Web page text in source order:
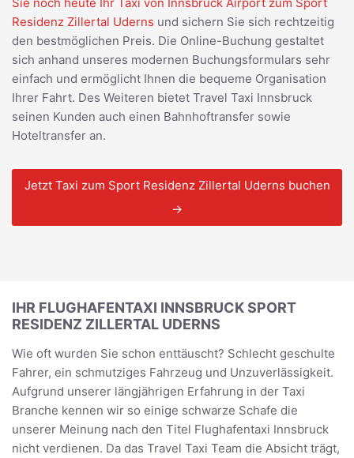
Residenz Zillertal Uderns und sichern Sie sich rechtzeitig
den bestmöglichen Preis. Die Online-Buchung gestaltet
sich anhand unseres modernen Buchungsformulars sehr
einfach und ermöglicht Ihnen die bequeme Organisation
Ihrer Fahrt. Des Weiteren bietet Travel Taxi Innsbruck
seinen Kunden auch einen Bahnhoftransfer sowie
Hoteltransfer an.
Jetzt Taxi zum Sport Residenz Zillertal Uderns buchen
→
IHR FLUGHAFENTAXI INNSBRUCK SPORT
RESIDENZ ZILLERTAL UDERNS
Wie oft wurden Sie schon enttäuscht? Schlecht geschulte
Fahrer, ein schmutziges Fahrzeug und Unzuverlässigkeit.
Aufgrund unserer längjährigen Erfahrung in der Taxi
Branche kennen wir so einige schwarze Schafe die
unserer Meinung nach den Titel Flughafentaxi Innsbruck
nicht verdienen. Da das Travel Taxi Team die Absicht trägt,